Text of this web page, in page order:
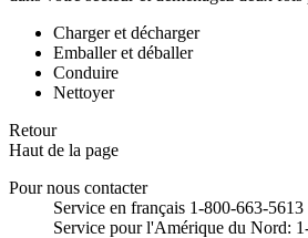
Charger et décharger
Emballer et déballer
Conduire
Nettoyer
Retour
Haut de la page
Pour nous contacter
Service en français 1-800-663-5613
Service pour l'Amérique du Nord: